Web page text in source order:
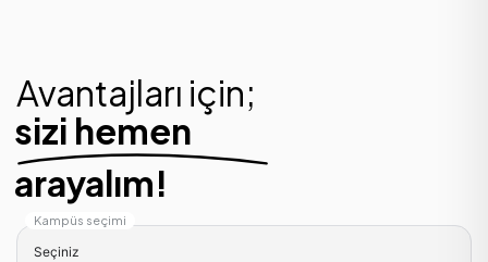
Avantajları için;
sizi hemen
arayalım!
Kampüs seçimi